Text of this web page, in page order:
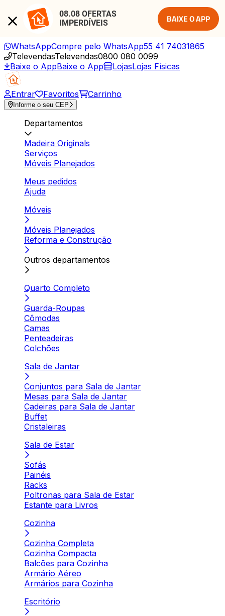
08.08 OFERTAS
IMPERDÍVEIS
BAIXE O APP
WhatsAppCompre pelo WhatsApp55 41 74031865
TelevendasTelevendas0800 080 0099
Baixe o AppBaixe o App LojasLojas Físicas
Entrar Favoritos Carrinho
Informe o seu CEP
Departamentos
Madeira Originals
Serviços
Móveis Planejados
Meus pedidos
Ajuda
Móveis
Móveis Planejados
Reforma e Construção
Outros departamentos
Quarto Completo
Guarda-Roupas
Cômodas
Camas
Penteadeiras
Colchões
Sala de Jantar
Conjuntos para Sala de Jantar
Mesas para Sala de Jantar
Cadeiras para Sala de Jantar
Buffet
Cristaleiras
Sala de Estar
Sofás
Painéis
Racks
Poltronas para Sala de Estar
Estante para Livros
Cozinha
Cozinha Completa
Cozinha Compacta
Balcões para Cozinha
Armário Aéreo
Armários para Cozinha
Escritório